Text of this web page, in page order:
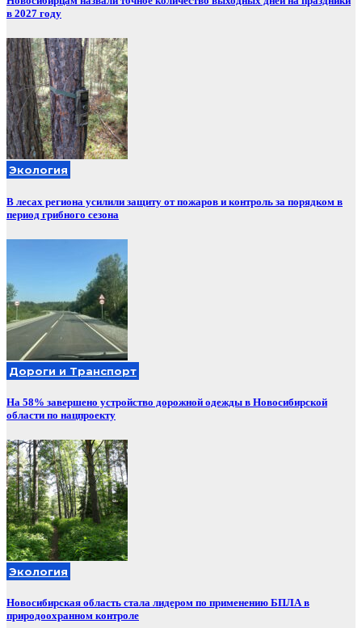
в 2027 году
Экология
В лесах региона усилили защиту от пожаров и контроль за порядком в
период грибного сезона
Дороги и Транспорт
На 58% завершено устройство дорожной одежды в Новосибирской
области по нацпроекту
Экология
Новосибирская область стала лидером по применению БПЛА в
природоохранном контроле